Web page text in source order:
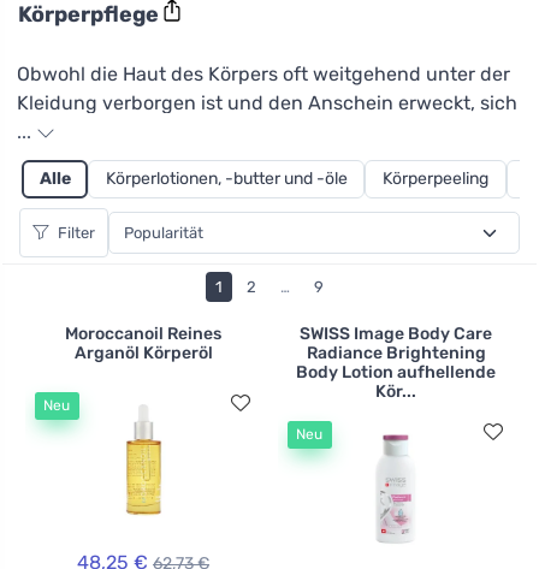
Körperpflege
Obwohl die Haut des Körpers oft weitgehend unter der
Kleidung verborgen ist und den Anschein erweckt, sich
vor der rauen Umgebung zu verstecken, ist das
Gegenteil der Fall. Wechselnde Temperaturen, Wind
oder das ständige Berühren verschiedener Materialien
belasten die Haut und müssen daher richtig gepflegt
werden. Körperpflegeprodukte, von denen Sie bei
Ferwer ein ganzes Sortiment finden, werden zu Ihren
Helfern bei der täglichen Pflege. Alle sind natürlichen
Ursprungs, gesundheits- und umweltfreundlich und
werden nicht an Tieren getestet.
...
Alle Körperlotionen, -butter und -öle Körperpeeling
Filter
1 2 … 9
Moroccanoil Reines
Arganöl Körperöl
Neu
48,25 € 62,73 €
SWISS Image Body Care
Radiance Brightening
Body Lotion aufhellende
Kör...
Neu